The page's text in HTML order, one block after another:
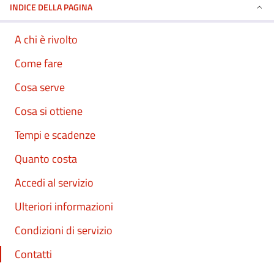
INDICE DELLA PAGINA
A chi è rivolto
Come fare
Cosa serve
Cosa si ottiene
Tempi e scadenze
Quanto costa
Accedi al servizio
Ulteriori informazioni
Condizioni di servizio
Contatti